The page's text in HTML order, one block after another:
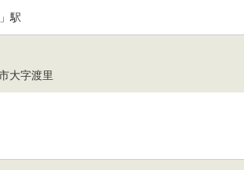
」駅
大字渡里